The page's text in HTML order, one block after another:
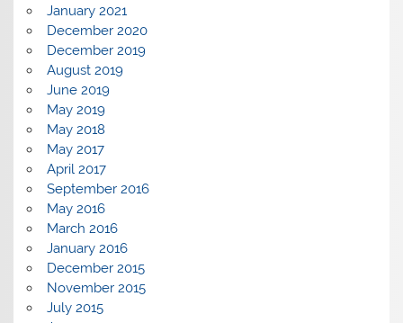
January 2021
December 2020
December 2019
August 2019
June 2019
May 2019
May 2018
May 2017
April 2017
September 2016
May 2016
March 2016
January 2016
December 2015
November 2015
July 2015